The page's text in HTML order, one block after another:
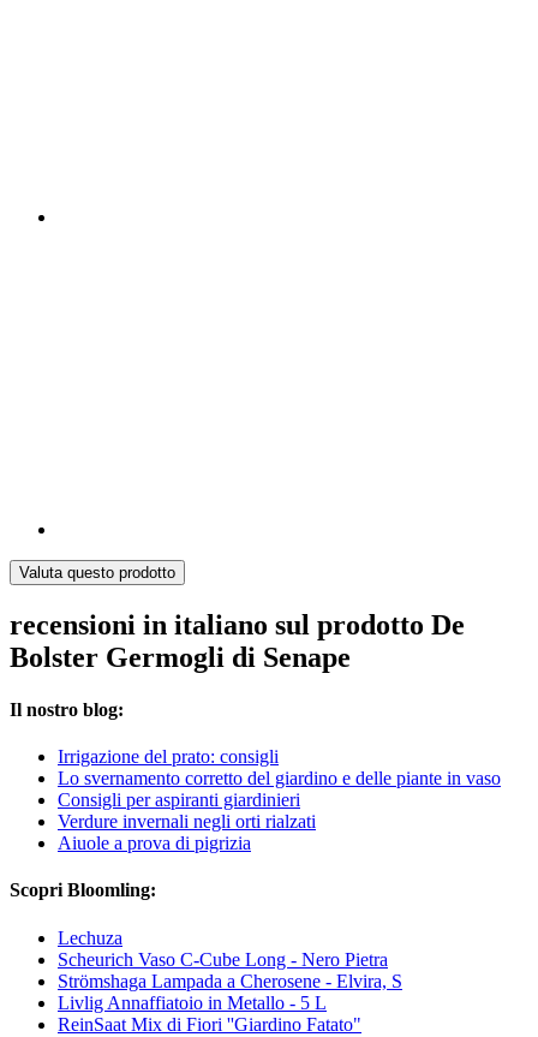
Valuta questo prodotto
recensioni in italiano sul prodotto De
Bolster Germogli di Senape
Il nostro blog:
Irrigazione del prato: consigli
Lo svernamento corretto del giardino e delle piante in vaso
Consigli per aspiranti giardinieri
Verdure invernali negli orti rialzati
Aiuole a prova di pigrizia
Scopri Bloomling:
Lechuza
Scheurich Vaso C-Cube Long - Nero Pietra
Strömshaga Lampada a Cherosene - Elvira, S
Livlig Annaffiatoio in Metallo - 5 L
ReinSaat Mix di Fiori ''Giardino Fatato"